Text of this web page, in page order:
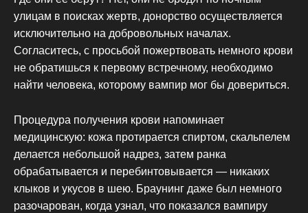
улицам в поисках жертв, донорство осуществляется
исключительно на добровольных началах.
Согласитесь, с просьбой пожертвовать немного крови
не обратишься к первому встречному, необходимо
найти человека, которому вампир мог бы довериться.
Процедура получения крови напоминает
медицинскую: кожа протирается спиртом, скальпелем
делается небольшой надрез, затем ранка
обрабатывается и перебинтовывается — никаких
клыков и укусов в шею. Браунинг даже был немного
разочарован, когда узнал, что показался вампиру